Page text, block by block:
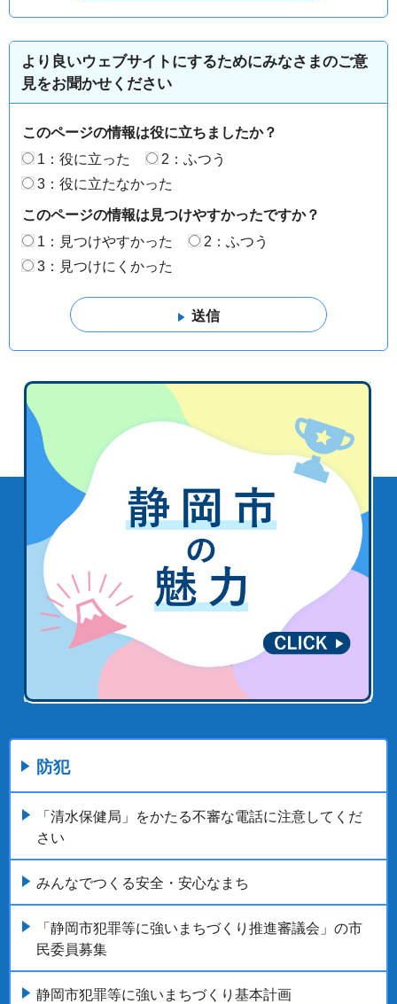
より良いウェブサイトにするためにみなさまのご意
見をお聞かせください
このページの情報は役に立ちましたか？
1：役に立った
2：ふつう
3：役に立たなかった
このページの情報は見つけやすかったですか？
1：見つけやすかった
2：ふつう
3：見つけにくかった
防犯
「清水保健局」をかたる不審な電話に注意してくだ
さい
みんなでつくる安全・安心なまち
「静岡市犯罪等に強いまちづくり推進審議会」の市
民委員募集
静岡市犯罪等に強いまちづくり基本計画